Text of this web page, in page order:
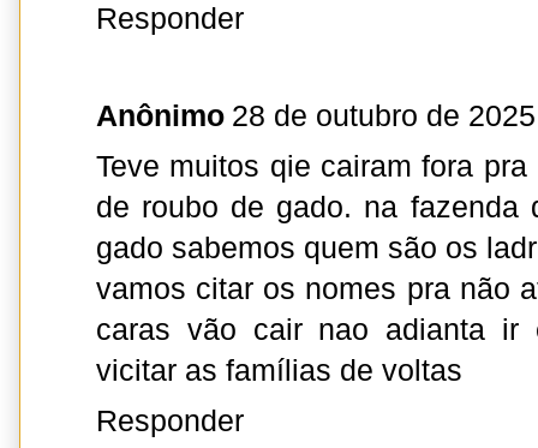
Responder
Anônimo 28 de outubro de
Teve muitos qie cairam fora
de roubo de gado. na fazenda
gado sabemos quem são os
vamos citar os nomes pra não
caras vão cair nao adianta ir
vicitar as famílias de voltas
Responder